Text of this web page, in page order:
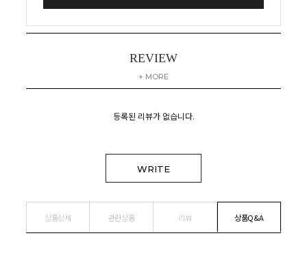
REVIEW
+ MORE
등록된 리뷰가 없습니다.
WRITE
상품상세 관련상품 리뷰 상품Q&A